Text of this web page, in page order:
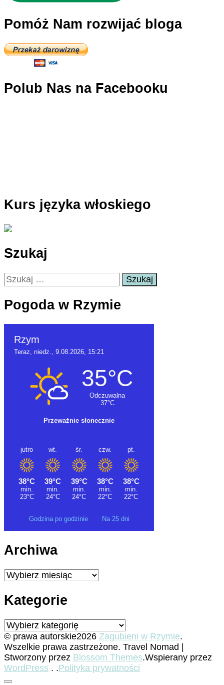
Pomóż Nam rozwijać bloga
Polub Nas na Facebooku
Kurs języka włoskiego
Szukaj
Szukaj:
Pogoda w Rzymie
Godzina po godzinie Na 25 dni
Archiwa
Archiwa
Kategorie
Kategorie
© prawa autorskie2026 Zagubieni w Rzymie.
Wszelkie prawa zastrzeżone. Travel Nomad |
Stworzony przez Blossom Themes.Wspierany przez
WordPress . .Polityka prywatności